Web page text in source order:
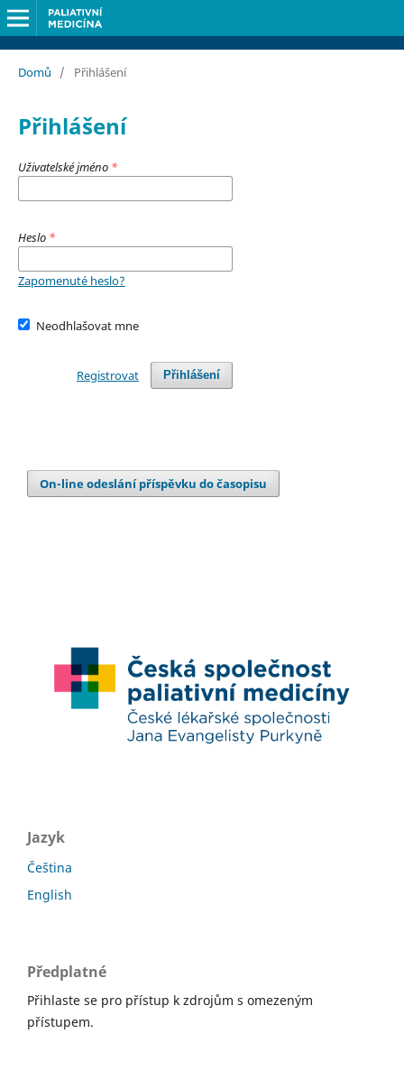
Domů / Přihlášení
Přihlášení
Uživatelské jméno *
Heslo *
Zapomenuté heslo?
Neodhlašovat mne
Přihlášení
Registrovat
On-line odeslání příspěvku do časopisu
Jazyk
Čeština
English
Předplatné
Přihlaste se pro přístup k zdrojům s omezeným
přístupem.